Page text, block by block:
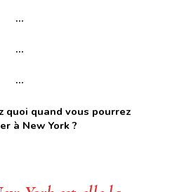
…
…
…
quoi quand vous pourrez
à New York ?